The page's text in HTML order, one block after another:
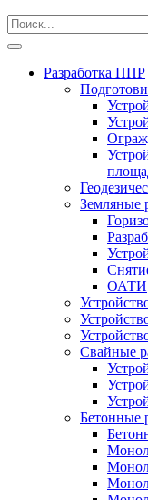
Разработка ППР
Земляные
ОАТИ
Свайные
Бетонные